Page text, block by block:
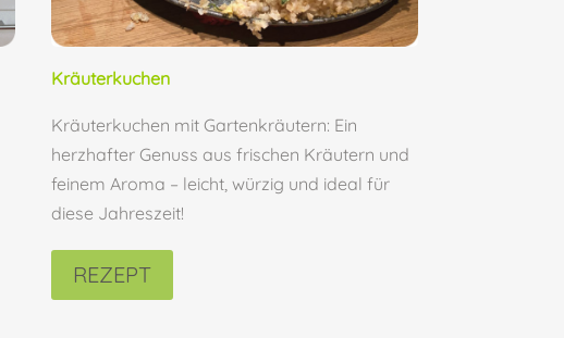
Kräuterkuchen
Kräuterkuchen mit Gartenkräutern: Ein
herzhafter Genuss aus frischen Kräutern und
feinem Aroma – leicht, würzig und ideal für
diese Jahreszeit!
REZEPT